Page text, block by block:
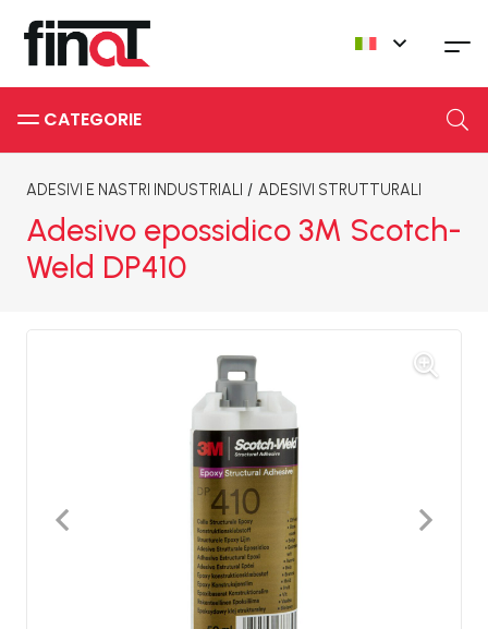
CATEGORIE
ADESIVI E NASTRI INDUSTRIALI / ADESIVI STRUTTURALI
Adesivo epossidico 3M Scotch-
Weld DP410